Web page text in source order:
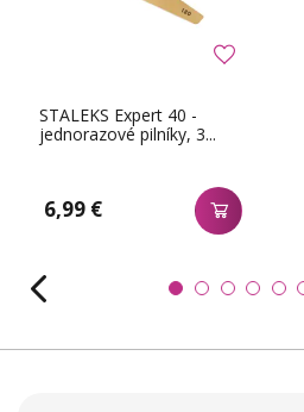
STALEKS Expert 40 -
jednorazové pilníky, 3...
6,99 €